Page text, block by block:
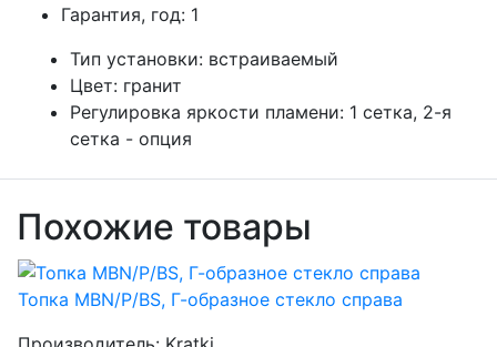
Гарантия, год: 1
Тип установки: встраиваемый
Цвет: гранит
Регулировка яркости пламени: 1 сетка, 2-я
сетка - опция
Похожие товары
Топка MBN/P/BS, Г-образное стекло справа